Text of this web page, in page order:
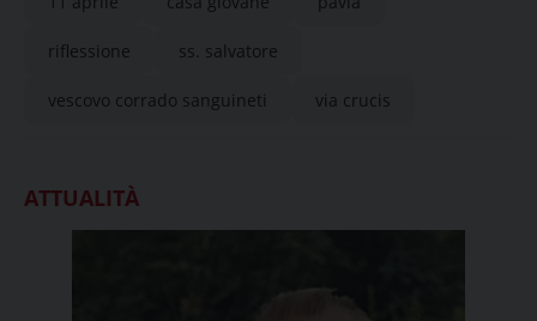
riflessione ss. salvatore
vescovo corrado sanguineti via crucis
ATTUALITÀ